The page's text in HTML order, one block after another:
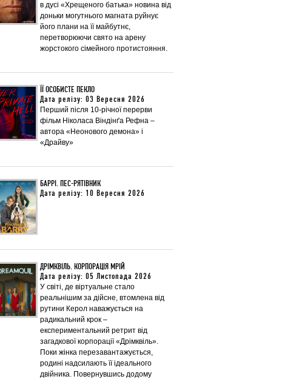
в дусі «Хрещеного батька» новина від
доньки могутнього магната руйнує
його плани на її майбутнє,
перетворюючи свято на арену
жорстокого сімейного протистояння.
ЇЇ ОСОБИСТЕ ПЕКЛО
Дата релізу: 03 Вересня 2026
Перший після 10-річної перерви
фільм Ніколаса Віндінґа Рефна –
автора «Неонового демона» і
«Драйву»
БАРРІ. ПЕС-РЯТІВНИК
Дата релізу: 10 Вересня 2026
ДРІМКВІЛЬ. КОРПОРАЦІЯ МРІЙ
Дата релізу: 05 Листопада 2026
У світі, де віртуальне стало
реальнішим за дійсне, втомлена від
рутини Керол наважується на
радикальний крок –
експериментальний ретрит від
загадкової корпорації «Дрімквіль».
Поки жінка перезавантажується,
родині надсилають її ідеального
двійника. Повернувшись додому